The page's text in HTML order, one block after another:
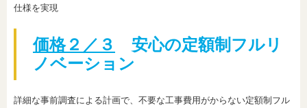
仕様を実現
価格２／３
安心の定額制フルリ
ノベーション
詳細な事前調査による計画で、不要な工事費用がからない定額制フル